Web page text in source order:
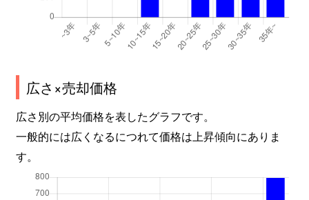
広さ×売却価格
広さ別の平均価格を表したグラフです。
一般的には広くなるにつれて価格は上昇傾向にありま
す。